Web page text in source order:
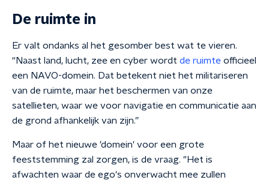
De ruimte in
Er valt ondanks al het gesomber best wat te vieren.
“Naast land, lucht, zee en cyber wordt de ruimte officieel
een NAVO-domein. Dat betekent niet het militariseren
van de ruimte, maar het beschermen van onze
satellieten, waar we voor navigatie en communicatie aan
de grond afhankelijk van zijn.”
Maar of het nieuwe 'domein' voor een grote
feeststemming zal zorgen, is de vraag. "Het is
afwachten waar de ego's onverwacht mee zullen